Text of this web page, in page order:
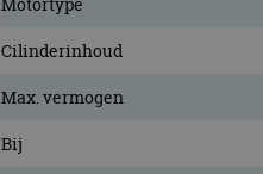
Motortype
Cilinderinhoud
Max. vermogen
Bij